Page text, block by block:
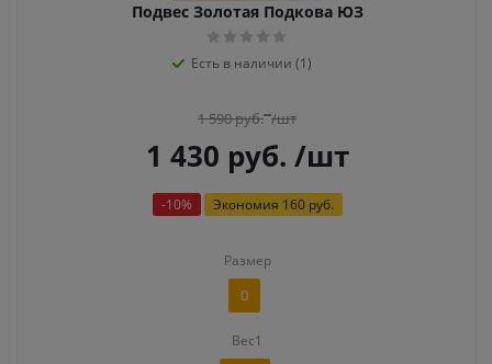
Подвес Золотая Подкова ЮЗ
Есть в наличии (1)
1 590руб. /шт
1 430 руб. /шт
-10% Экономия 160 руб.
Размер
0
Вес1